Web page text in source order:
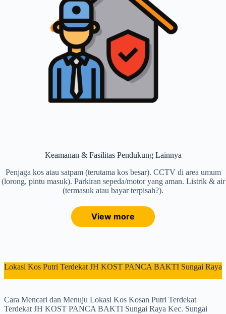
Keamanan & Fasilitas Pendukung Lainnya
Penjaga kos atau satpam (terutama kos besar). CCTV di area umum
(lorong, pintu masuk). Parkiran sepeda/motor yang aman. Listrik & air
(termasuk atau bayar terpisah?).
View more
Lokasi Kos Putri Terdekat JH KOST PANCA BAKTI Sungai Raya
Cara Mencari dan Menuju Lokasi Kos Kosan Putri Terdekat
Terdekat JH KOST PANCA BAKTI Sungai Raya Kec. Sungai